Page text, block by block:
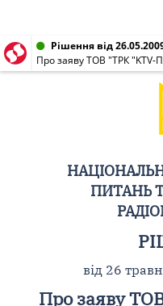
Рішення від
ПИТАНЬ
від 26
Про заяву